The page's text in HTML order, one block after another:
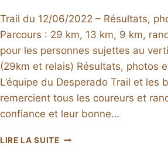
Trail du 12/06/2022 – Résultats,
Parcours : 29 km, 13 km, 9 km,
pour les personnes sujettes au
(29km et relais) Résultats, photos
L’équipe du Desperado Trail et les
remercient tous les coureurs et
confiance et leur bonne…
LIRE LA SUITEDESPERADOTRAIL